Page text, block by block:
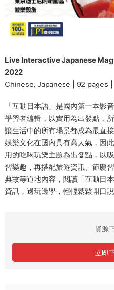
Live Interactive Japanese
2022
Chinese, Japanese | 92 pages |
「互動日本語」是國內第一本影
學習者編輯，以實用為出發點，
讓生活中的所有場景都成為最直
娛樂文化在國內具有高人氣，因
用的吃喝玩樂主題為出發點，以
習樂趣，再搭配旅遊資訊、節慶
典故等道地內容，閱讀「互動日
資訊，邊玩邊學，輕輕鬆鬆開口說
資源
立即